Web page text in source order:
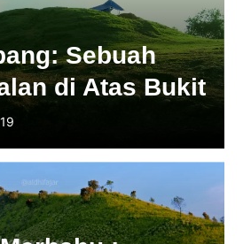
Sebuah
di Atas Bukit